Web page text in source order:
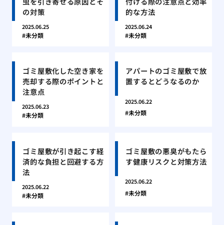
の対策
2025.06.25
未分類
的な方法
2025.06.24
未分類
ゴミ屋敷化した空き家を
売却する際のポイントと
注意点
2025.06.23
未分類
アパートのゴミ屋敷で放
置するとどうなるのか
2025.06.22
未分類
ゴミ屋敷が引き起こす経
済的な負担と回避する方
法
2025.06.22
未分類
ゴミ屋敷の悪臭がもたら
す健康リスクと対策方法
2025.06.22
未分類